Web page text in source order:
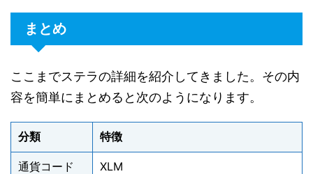
まとめ
ここまでステラの詳細を紹介してきました。その内
容を簡単にまとめると次のようになります。
分類 特徴
通貨コード XLM